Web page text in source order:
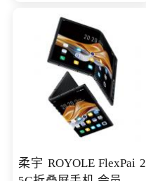
柔宇 ROYOLE FlexPai 2